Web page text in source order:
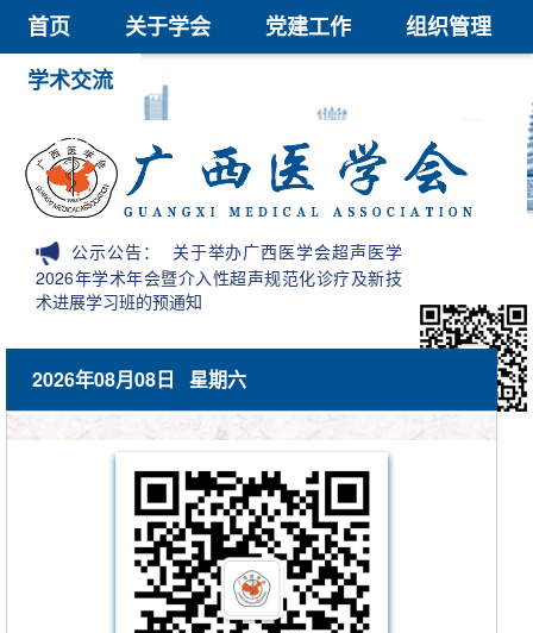
首页 关于学会 党建工作
组织管理
学术交流
继续教育
医学科技奖
信息公开
公示公告： 关于举办广西医学会超声医学
2026年学术年会暨介入性超声规范化诊疗及新技
术进展学习班的预通知
2026年08月08日 星期六